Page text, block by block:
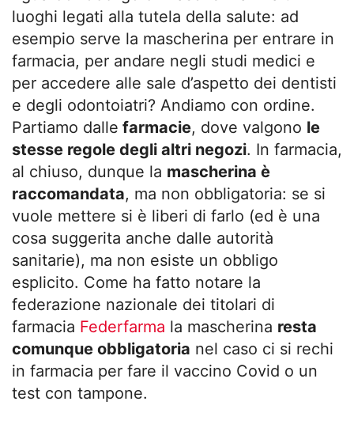
luoghi legati alla tutela della salute: ad
esempio serve la mascherina per entrare in
farmacia, per andare negli studi medici e
per accedere alle sale d’aspetto dei dentisti
e degli odontoiatri? Andiamo con ordine.
Partiamo dalle farmacie, dove valgono le
stesse regole degli altri negozi. In farmacia,
al chiuso, dunque la mascherina è
raccomandata, ma non obbligatoria: se si
vuole mettere si è liberi di farlo (ed è una
cosa suggerita anche dalle autorità
sanitarie), ma non esiste un obbligo
esplicito. Come ha fatto notare la
federazione nazionale dei titolari di
farmacia Federfarma la mascherina resta
comunque obbligatoria nel caso ci si rechi
in farmacia per fare il vaccino Covid o un
test con tampone.